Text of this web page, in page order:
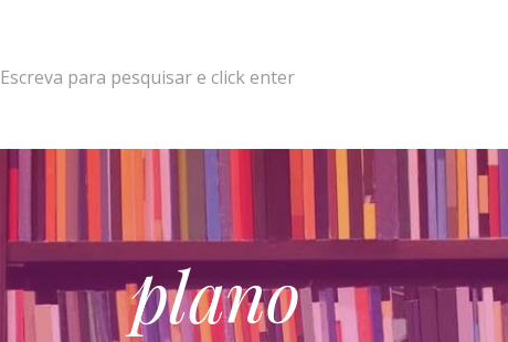
Escreva para pesquisar e click enter
plano